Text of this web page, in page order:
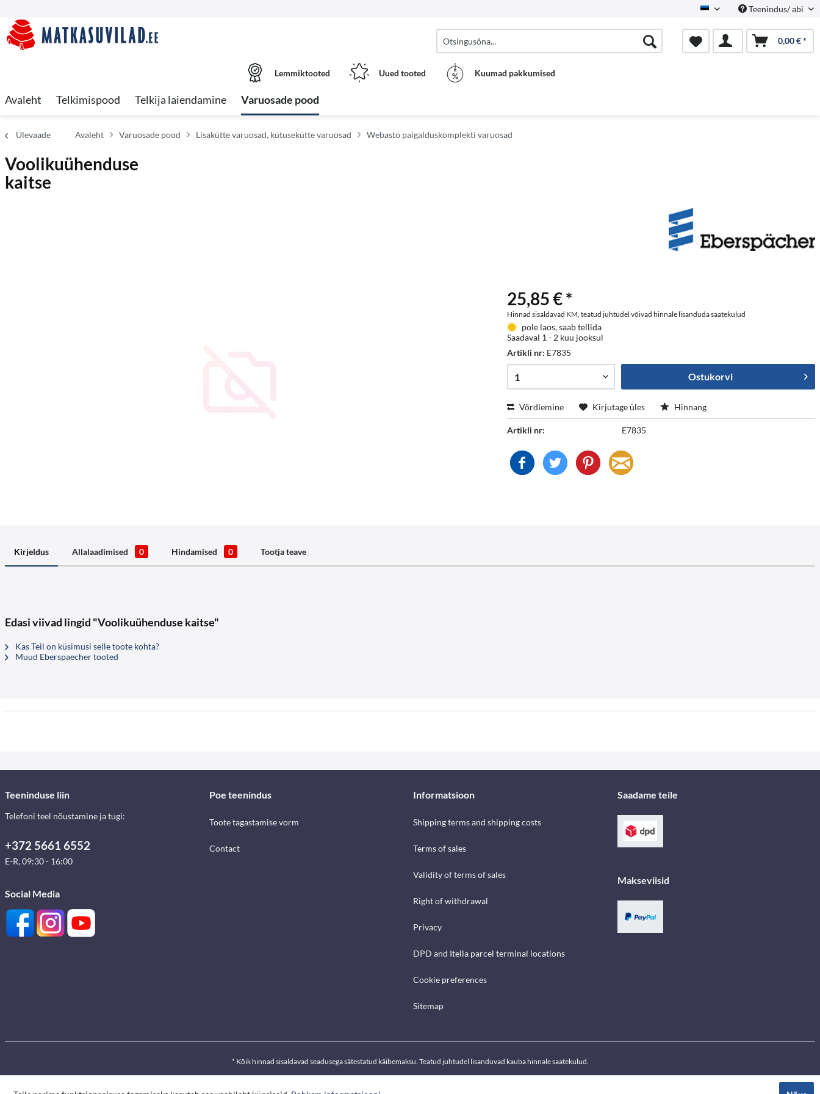
Estnisch Teenindus/ abi
0,00 € *
Lemmiktooted Uued tooted Kuumad pakkumised
Avaleht Telkimispood Telkija laiendamine Varuosade pood
Ülevaade Avaleht Varuosade pood Lisakütte varuosad, kütusekütte varuosad Webasto paigalduskomplekti varuosad
Voolikuühenduse
kaitse
25,85 € *
Hinnad sisaldavad KM, teatud juhtudel võivad hinnale lisanduda saatekulud
pole laos, saab tellida
Saadaval 1 - 2 kuu jooksul
Artikli nr: E7835
Ostukorvi
Võrdlemine Kirjutage üles Hinnang
Artikli nr: E7835
Kirjeldus Allalaadimised 0 Hindamised 0 Tootja teave
Edasi viivad lingid "Voolikuühenduse kaitse"
Kas Teil on küsimusi selle toote kohta?
Muud Eberspaecher tooted
Teeninduse liin
Telefoni teel nõustamine ja tugi:
+372 5661 6552
E-R, 09:30 - 16:00
Social Media
Poe teenindus
Toote tagastamise vorm
Contact
Informatsioon
Shipping terms and shipping costs
Terms of sales
Validity of terms of sales
Right of withdrawal
Privacy
DPD and Itella parcel terminal locations
Cookie preferences
Sitemap
Saadame teile
Makseviisid
* Kõik hinnad sisaldavad seadusega sätestatud käibemaksu. Teatud juhtudel lisanduvad kauba hinnale saatekulud.